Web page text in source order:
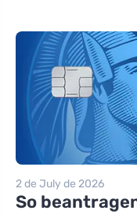
2 de July de 2026
So